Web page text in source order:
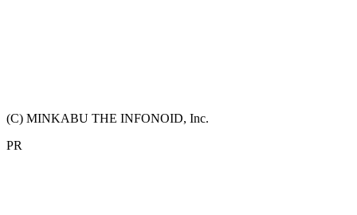
(C) MINKABU THE INFONOID, Inc.
PR